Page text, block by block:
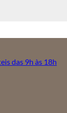
das 9h às 18h